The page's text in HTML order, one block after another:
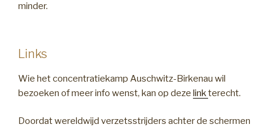
minder.
Links
Wie het concentratiekamp Auschwitz-Birkenau wil
bezoeken of meer info wenst, kan op deze linkterecht.
Doordat wereldwijd verzetsstrijders achter de schermen